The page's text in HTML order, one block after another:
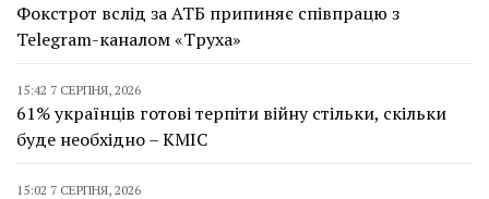
Фокстрот вслід за АТБ припиняє співпрацю з
Telegram-каналом «Труха»
15:42 7 СЕРПНЯ, 2026
61% українців готові терпіти війну стільки, скільки
буде необхідно – КМІС
15:02 7 СЕРПНЯ, 2026